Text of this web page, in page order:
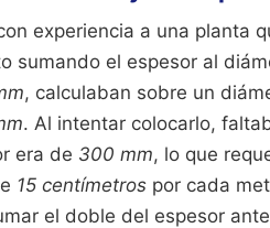
experiencia a una planta
sumando el espesor al
, calculaban sobre un
. Al intentar colocarlo,
era de 300 mm, lo que
15 centímetros por cada
el doble del espesor